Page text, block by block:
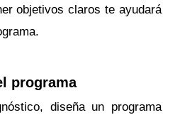
objetivos claros te ayudará
programa
diseña un programa